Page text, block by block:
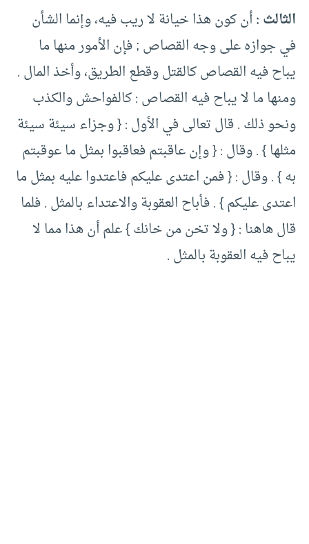
الثالث :أن كون هذا خيانة لا ريب فيه، وإنما الشأن
في جوازه على وجه القصاص ; فإن الأمور منها ما
يباح فيه القصاص كالقتل وقطع الطريق، وأخذ المال .
ومنها ما لا يباح فيه القصاص : كالفواحش والكذب
ونحو ذلك . قال تعالى في الأول : { وجزاء سيئة سيئة
مثلها } . وقال : { وإن عاقبتم فعاقبوا بمثل ما عوقبتم
به } . وقال : { فمن اعتدى عليكم فاعتدوا عليه بمثل ما
اعتدى عليكم } . فأباح العقوبة والاعتداء بالمثل . فلما
قال هاهنا : { ولا تخن من خانك } علم أن هذا مما لا
يباح فيه العقوبة بالمثل .